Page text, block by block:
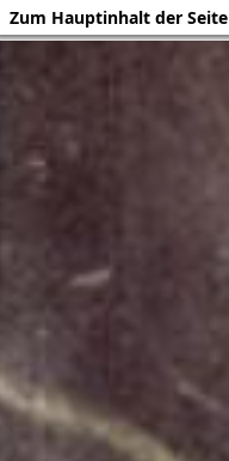
Zum Hauptinhalt der Seite